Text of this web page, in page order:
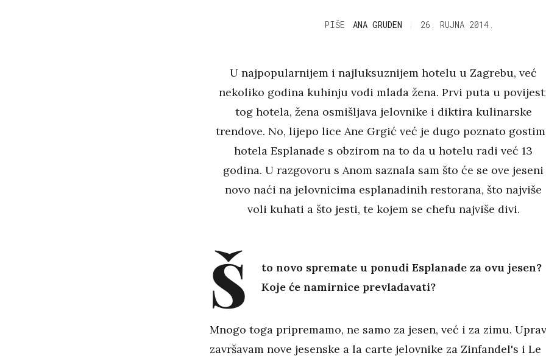
PIŠE ANA GRUDEN 26. RUJNA 2014.
U najpopularnijem i najluksuznijem hotelu u Zagrebu, već
nekoliko godina kuhinju vodi mlada žena. Prvi puta u
tog hotela, žena osmišljava jelovnike i diktira kulinarske
trendove. No, lijepo lice Ane Grgić već je dugo poznato
hotela Esplanade s obzirom na to da u hotelu radi već 13
godina. U razgovoru s Anom saznala sam što će se ove jeseni
novo naći na jelovnicima esplanadinih restorana, što najviše
voli kuhati a što jesti, te kojem se chefu najviše divi.
Š
to novo spremate u ponudi Esplanade za ovu jesen?
Koje će namirnice prevladavati?
Mnogo toga pripremamo, ne samo za jesen, već i za zimu.
završavam nove jesenske a la carte jelovnike za Zinfandel's i Le